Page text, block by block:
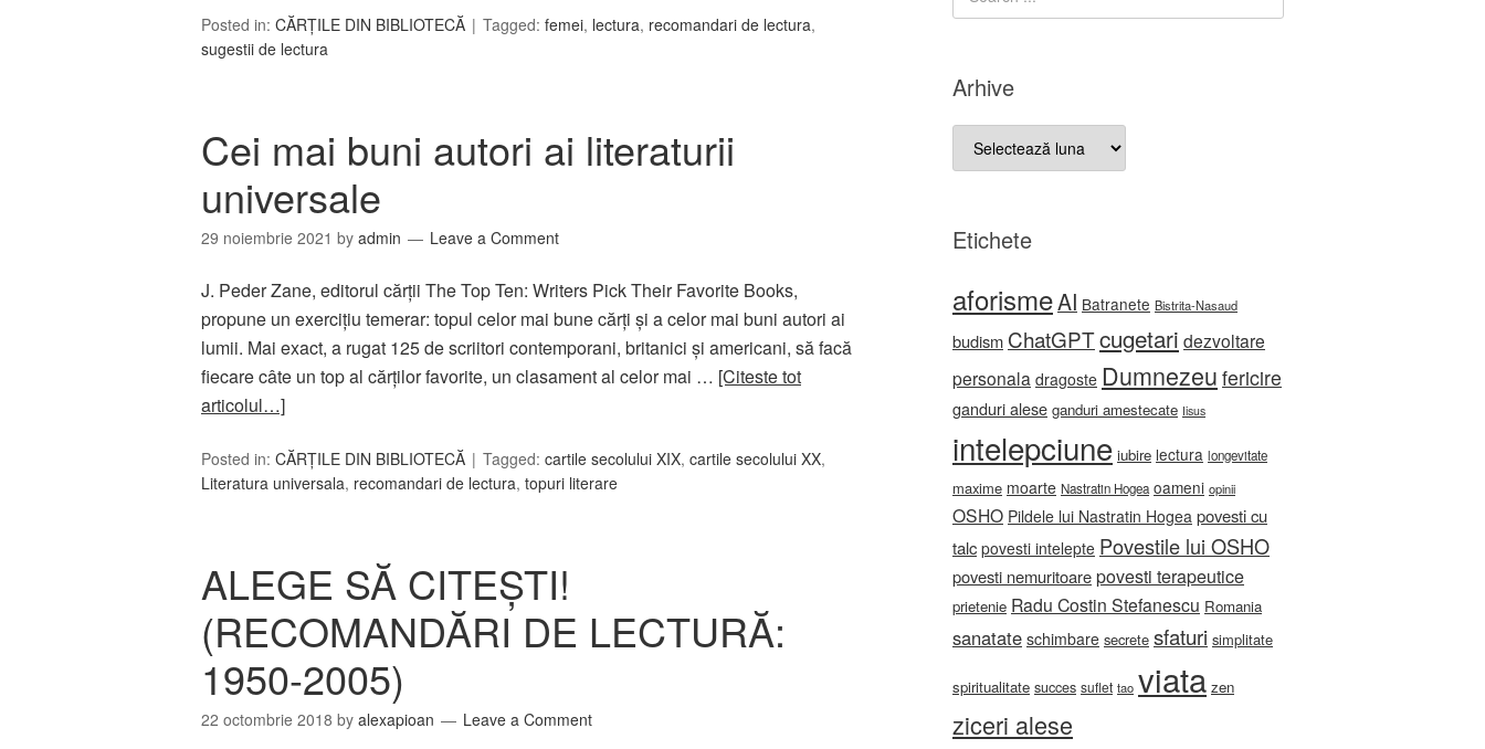
Posted in: CĂRȚILE DIN BIBLIOTECĂ Tagged: femei, lectura, recomandari de lectura,
sugestii de lectura
Cei mai buni autori ai literaturii
universale
29 noiembrie 2021 by admin Leave a Comment
J. Peder Zane, editorul cărții The Top Ten: Writers Pick Their Favorite Books,
propune un exercițiu temerar: topul celor mai bune cărți și a celor mai buni autori ai
lumii. Mai exact, a rugat 125 de scriitori contemporani, britanici și americani, să facă
fiecare câte un top al cărților favorite, un clasament al celor mai … [Citeste tot
articolul…]
Posted in: CĂRȚILE DIN BIBLIOTECĂ Tagged: cartile secolului XIX, cartile secolului XX,
Literatura universala, recomandari de lectura, topuri literare
ALEGE SĂ CITEȘTI!
(RECOMANDĂRI DE LECTURĂ:
1950-2005)
22 octombrie 2018 by alexapioan Leave a Comment
Arhive
Arhive
Etichete
aforismeAI Batranete Bistrita-Nasaud
budism ChatGPTcugetari dezvoltare
personala dragoste Dumnezeu fericire
ganduri alese ganduri amestecate Iisus
intelepciune iubire lectura longevitate
maxime moarte Nastratin Hogea oameni opinii
OSHO Pildele lui Nastratin Hogea povesti cu
talc povesti intelepte Povestile lui OSHO
povesti nemuritoarepovesti terapeutice
prietenie Radu Costin Stefanescu Romania
sanatate schimbare secrete sfaturi simplitate
spiritualitate succes suflet tao viata zen
ziceri alese